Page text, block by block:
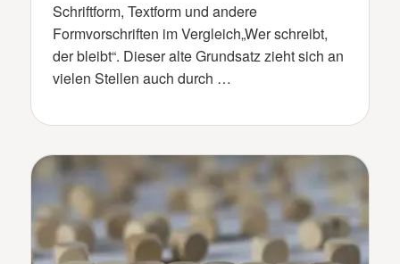
Schriftform, Textform und andere
Formvorschriften im Vergleich„Wer schreibt,
der bleibt“. Dieser alte Grundsatz zieht sich an
vielen Stellen auch durch …